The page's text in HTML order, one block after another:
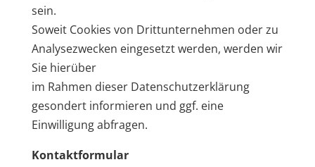
sein.
Soweit Cookies von Drittunternehmen oder zu
Analysezwecken eingesetzt werden, werden wir
Sie hierüber
im Rahmen dieser Datenschutzerklärung
gesondert informieren und ggf. eine
Einwilligung abfragen.
Kontaktformular